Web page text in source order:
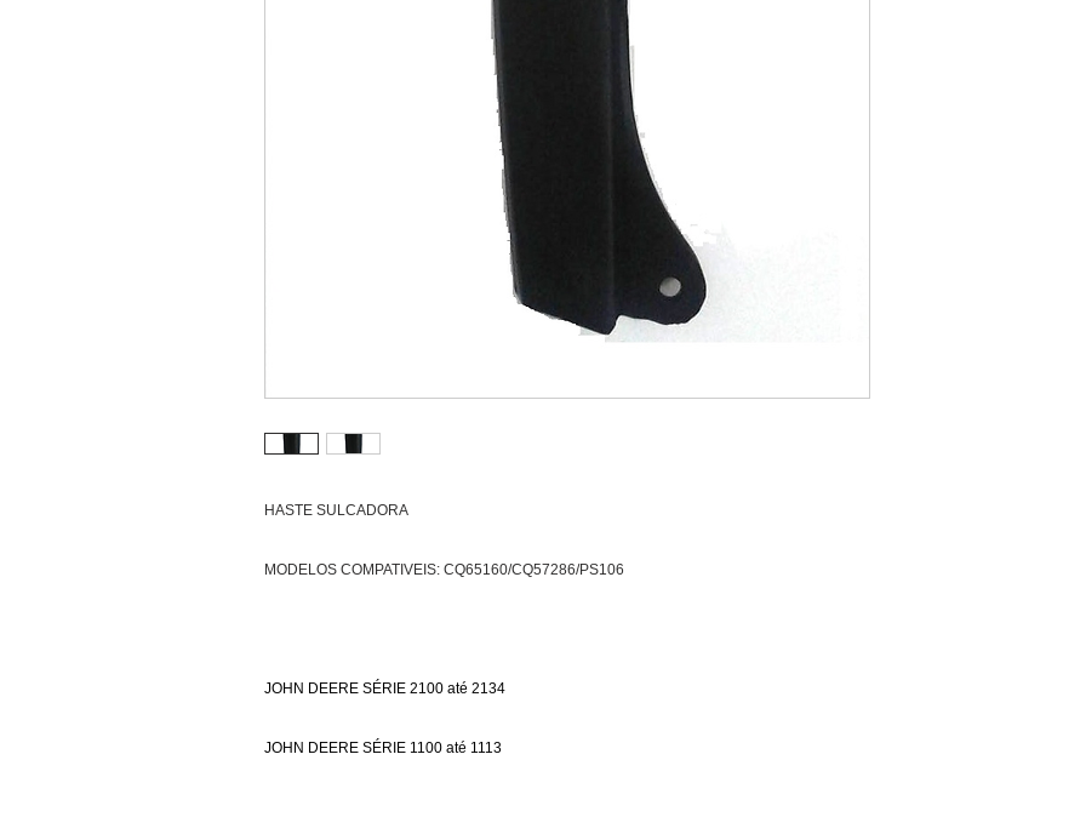
HASTE SULCADORA
MODELOS COMPATIVEIS: CQ65160/CQ57286/PS106
JOHN DEERE SÉRIE 2100 até 2134
JOHN DEERE SÉRIE 1100 até 1113